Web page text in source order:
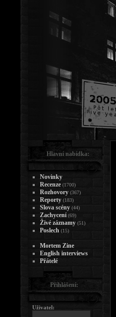
Hlavní nabídka:
Novinky
Recenze (1700)
Rozhovory (367)
Reporty (183)
Slova scény (44)
Zachycení (69)
Živé záznamy (51)
Poslech (15)
Mortem Zine
English interviews
Přátelé
Přihlášení:
Uživatel: